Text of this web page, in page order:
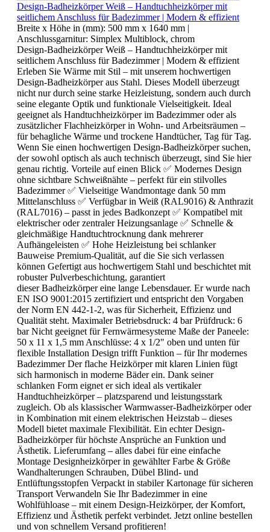
Design-Badheizkörper Weiß – Handtuchheizkörper mit
seitlichem Anschluss für Badezimmer | Modern & effizient
Breite x Höhe in (mm): 500 mm x 1640 mm |
Anschlussgarnitur: Simplex Multiblock, chrom
Design-Badheizkörper Weiß – Handtuchheizkörper mit
seitlichem Anschluss für Badezimmer | Modern & effizient
Erleben Sie Wärme mit Stil – mit unserem hochwertigen
Design-Badheizkörper aus Stahl. Dieses Modell überzeugt
nicht nur durch seine starke Heizleistung, sondern auch durch
seine elegante Optik und funktionale Vielseitigkeit. Ideal
geeignet als Handtuchheizkörper im Badezimmer oder als
zusätzlicher Flachheizkörper in Wohn- und Arbeitsräumen –
für behagliche Wärme und trockene Handtücher, Tag für Tag.
Wenn Sie einen hochwertigen Design-Badheizkörper suchen,
der sowohl optisch als auch technisch überzeugt, sind Sie hier
genau richtig. Vorteile auf einen Blick ✅ Modernes Design
ohne sichtbare Schweißnähte – perfekt für ein stilvolles
Badezimmer ✅ Vielseitige Wandmontage dank 50 mm
Mittelanschluss ✅ Verfügbar in Weiß (RAL9016) & Anthrazit
(RAL7016) – passt in jedes Badkonzept ✅ Kompatibel mit
elektrischer oder zentraler Heizungsanlage ✅ Schnelle &
gleichmäßige Handtuchtrocknung dank mehrerer
Aufhängeleisten ✅ Hohe Heizleistung bei schlanker
Bauweise Premium-Qualität, auf die Sie sich verlassen
können Gefertigt aus hochwertigem Stahl und beschichtet mit
robuster Pulverbeschichtung, garantiert
dieser Badheizkörper eine lange Lebensdauer. Er wurde nach
EN ISO 9001:2015 zertifiziert und entspricht den Vorgaben
der Norm EN 442-1-2, was für Sicherheit, Effizienz und
Qualität steht. Maximaler Betriebsdruck: 4 bar Prüfdruck: 6
bar Nicht geeignet für Fernwärmesysteme Maße der Paneele:
50 x 11 x 1,5 mm Anschlüsse: 4 x 1/2" oben und unten für
flexible Installation Design trifft Funktion – für Ihr modernes
Badezimmer Der flache Heizkörper mit klaren Linien fügt
sich harmonisch in moderne Bäder ein. Dank seiner
schlanken Form eignet er sich ideal als vertikaler
Handtuchheizkörper – platzsparend und leistungsstark
zugleich. Ob als klassischer Warmwasser-Badheizkörper oder
in Kombination mit einem elektrischen Heizstab – dieses
Modell bietet maximale Flexibilität. Ein echter Design-
Badheizkörper für höchste Ansprüche an Funktion und
Ästhetik. Lieferumfang – alles dabei für eine einfache
Montage Designheizkörper in gewählter Farbe & Größe
Wandhalterungen Schrauben, Dübel Blind- und
Entlüftungsstopfen Verpackt in stabiler Kartonage für sicheren
Transport Verwandeln Sie Ihr Badezimmer in eine
Wohlfühloase – mit einem Design-Heizkörper, der Komfort,
Effizienz und Ästhetik perfekt verbindet. Jetzt online bestellen
und von schnellem Versand profitieren!